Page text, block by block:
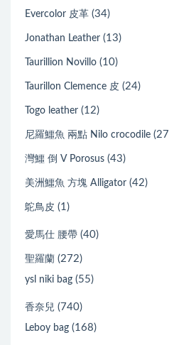
Evercolor 皮革 (34)
Jonathan Leather (13)
Taurillion Novillo (10)
Taurillon Clemence 皮 (24)
Togo leather (12)
尼羅鱷魚 兩點 Nilo crocodile
灣鱷 倒 V Porosus (43)
美洲鱷魚 方塊 Alligator (42)
鴕鳥皮 (1)
愛馬仕 腰帶 (40)
聖羅蘭 (272)
ysl niki bag (55)
香奈兒 (740)
Leboy bag (168)